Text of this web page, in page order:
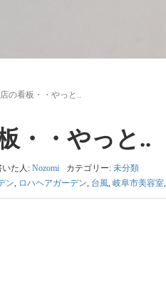
の看板・・やっと..
・・やっと..
いた人: Nozomi カテゴリー: 未分類
ン, ロハヘアガーデン, 台風, 岐阜市美容室,